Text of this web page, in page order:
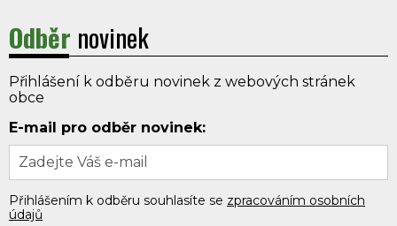
Odběr novinek
Přihlášení k odběru novinek z webových stránek
obce
E-mail pro odběr novinek:
Přihlášením k odběru souhlasíte se zpracováním osobních
údajů